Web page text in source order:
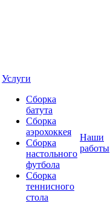
Услуги
Сборка
батута
Сборка
аэрохоккея
Сборка
настольного
футбола
Сборка
теннисного
стола
Наши
работы